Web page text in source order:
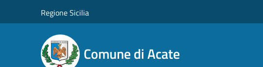
Regione Sicilia
Comune di Acate